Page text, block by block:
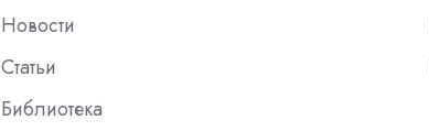
Новости
Статьи
Библиотека